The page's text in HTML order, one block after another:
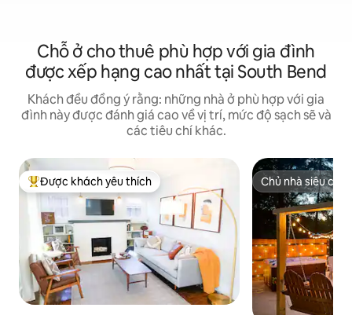
Chỗ ở cho thuê phù hợp với gia đình
được xếp hạng cao nhất tại South Bend
Khách đều đồng ý rằng: những nhà ở phù hợp với gia
đình này được đánh giá cao về vị trí, mức độ sạch sẽ và
các tiêu chí khác.
Được khách yêu thích nhất
Được khách yêu thích Chủ nhà siêu cấp
Chủ nhà siêu cấp